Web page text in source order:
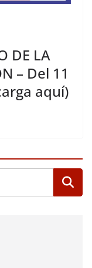
DE LA
– Del 11
aquí)